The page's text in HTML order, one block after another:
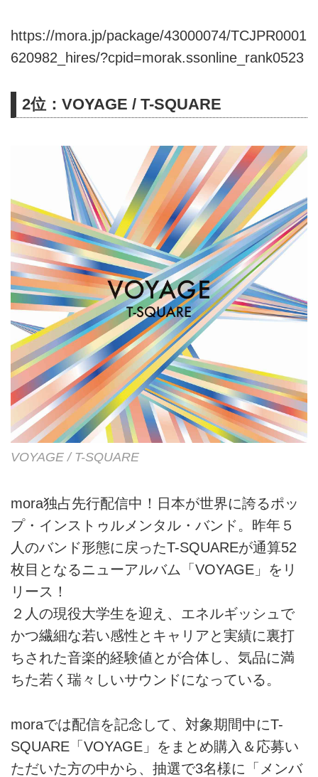
https://mora.jp/package/43000074/TCJPR0001
620982_hires/?cpid=morak.ssonline_rank0523
2位：VOYAGE / T-SQUARE
VOYAGE / T-SQUARE
mora独占先行配信中！日本が世界に誇るポッ
プ・インストゥルメンタル・バンド。昨年５
人のバンド形態に戻ったT-SQUAREが通算52
枚目となるニューアルバム「VOYAGE」をリ
リース！
２人の現役大学生を迎え、エネルギッシュで
かつ繊細な若い感性とキャリアと実績に裏打
ちされた音楽的経験値とが合体し、気品に満
ちた若く瑞々しいサウンドになっている。
moraでは配信を記念して、対象期間中にT-
SQUARE「VOYAGE」をまとめ購入＆応募い
ただいた方の中から、抽選で3名様に「メンバ